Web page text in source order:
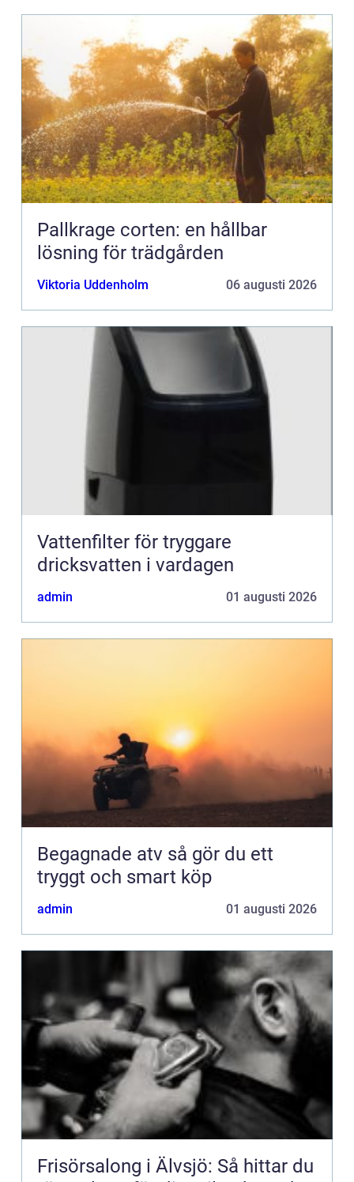
Pallkrage corten: en hållbar
lösning för trädgården
Viktoria Uddenholm 06 augusti 2026
Vattenfilter för tryggare
dricksvatten i vardagen
admin 01 augusti 2026
Begagnade atv så gör du ett
tryggt och smart köp
admin 01 augusti 2026
Frisörsalong i Älvsjö: Så hittar du